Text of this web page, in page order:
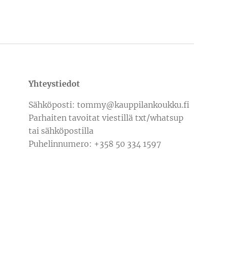
Yhteystiedot
Sähköposti: tommy@kauppilankoukku.fi
Parhaiten tavoitat viestillä txt/whatsup
tai sähköpostilla
Puhelinnumero: +358 50 334 1597